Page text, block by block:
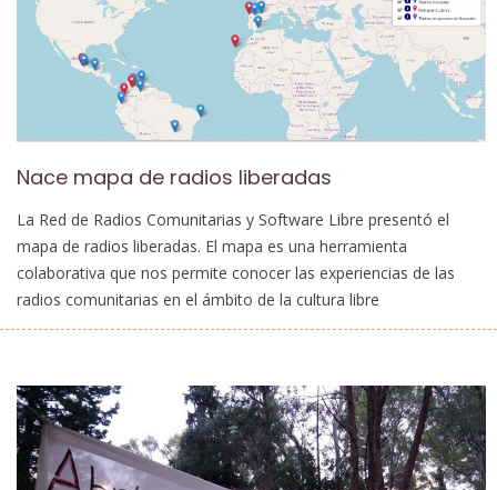
Nace mapa de radios liberadas
La Red de Radios Comunitarias y Software Libre presentó el
mapa de radios liberadas. El mapa es una herramienta
colaborativa que nos permite conocer las experiencias de las
radios comunitarias en el ámbito de la cultura libre